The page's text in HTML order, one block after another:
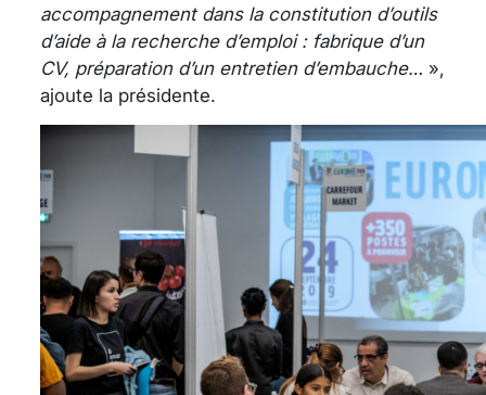
accompagnement dans la constitution d’outils
d’aide à la recherche d’emploi : fabrique d’un
CV, préparation d’un entretien d’embauche… »,
ajoute la présidente.